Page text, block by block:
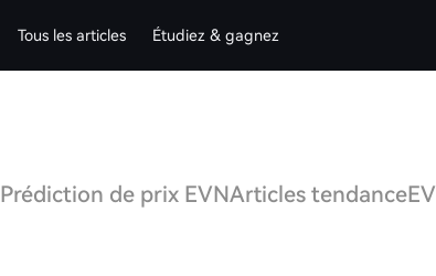
Tous les articles Étudiez & gagnez
Prédiction de prix EVNArticles tendance